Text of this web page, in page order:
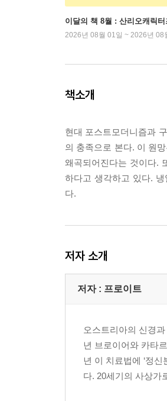
이달의 책 8월 : 산리오캐릭터
2026년 08월 01일 ~ 2026년 08
책소개
현대 포스트모더니즘과
의 충족으로 본다. 이 원
왜곡되어진다는 것이다.
하다고 생각하고 있다.
다.
저자 소개
저자 : 프로이트
오스트리아의 신경
년 브로이어와 카타
년 이 치료법에 ‘정
다. 20세기의 사상가